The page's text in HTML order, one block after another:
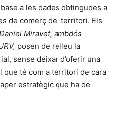
a les dades obtingudes a
de comerç del territori. Els
Miravet, ambdós
posen de relleu la
sense deixar d’oferir una
que té com a territori de cara
estratègic que ha de